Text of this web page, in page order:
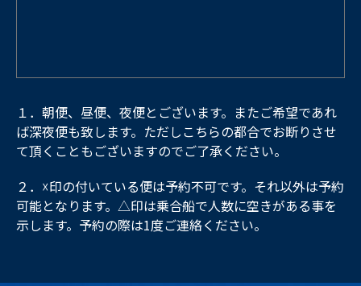
１．朝便、昼便、夜便とございます。またご希望であれ
ば深夜便も致します。ただしこちらの都合でお断りさせ
て頂くこともございますのでご了承ください。
２．☓印の付いている便は予約不可です。それ以外は予約
可能となります。△印は乗合船で人数に空きがある事を
示します。予約の際は1度ご連絡ください。